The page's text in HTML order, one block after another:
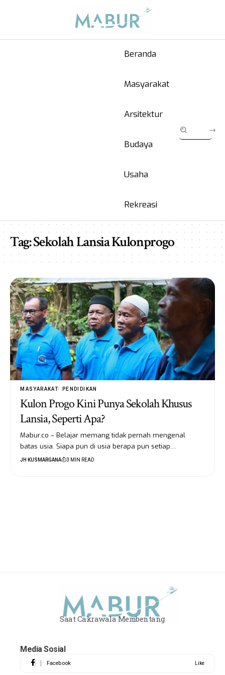
Beranda
Masyarakat
Arsitektur
Budaya
Usaha
Rekreasi
Tag:Sekolah Lansia Kulonprogo
MASYARAKAT PENDIDIKAN
Kulon Progo Kini Punya Sekolah Khusus
Lansia, Seperti Apa?
Mabur.co – Belajar memang tidak pernah mengenal
batas usia. Siapa pun di usia berapa pun setiap…
JH KUSMARGANA 3 MIN READ
Saat Cakrawala Membentang
Media Sosial
Facebook Like